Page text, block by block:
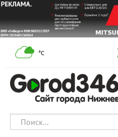
°С